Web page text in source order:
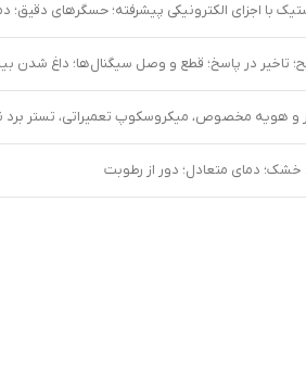
الکترونیکی پیشرفته؛ حسگرهای دقیق؛ دمای عملیاتی -10 تا 70 درجه
تاخیر در پاسخ؛ قطع و وصل سیگنال‌ها؛ داغ شدن
و هویه مخصوص، میکروسکوپ تعمیراتی، تستر
دمای متعادل؛ دور از رطوبت